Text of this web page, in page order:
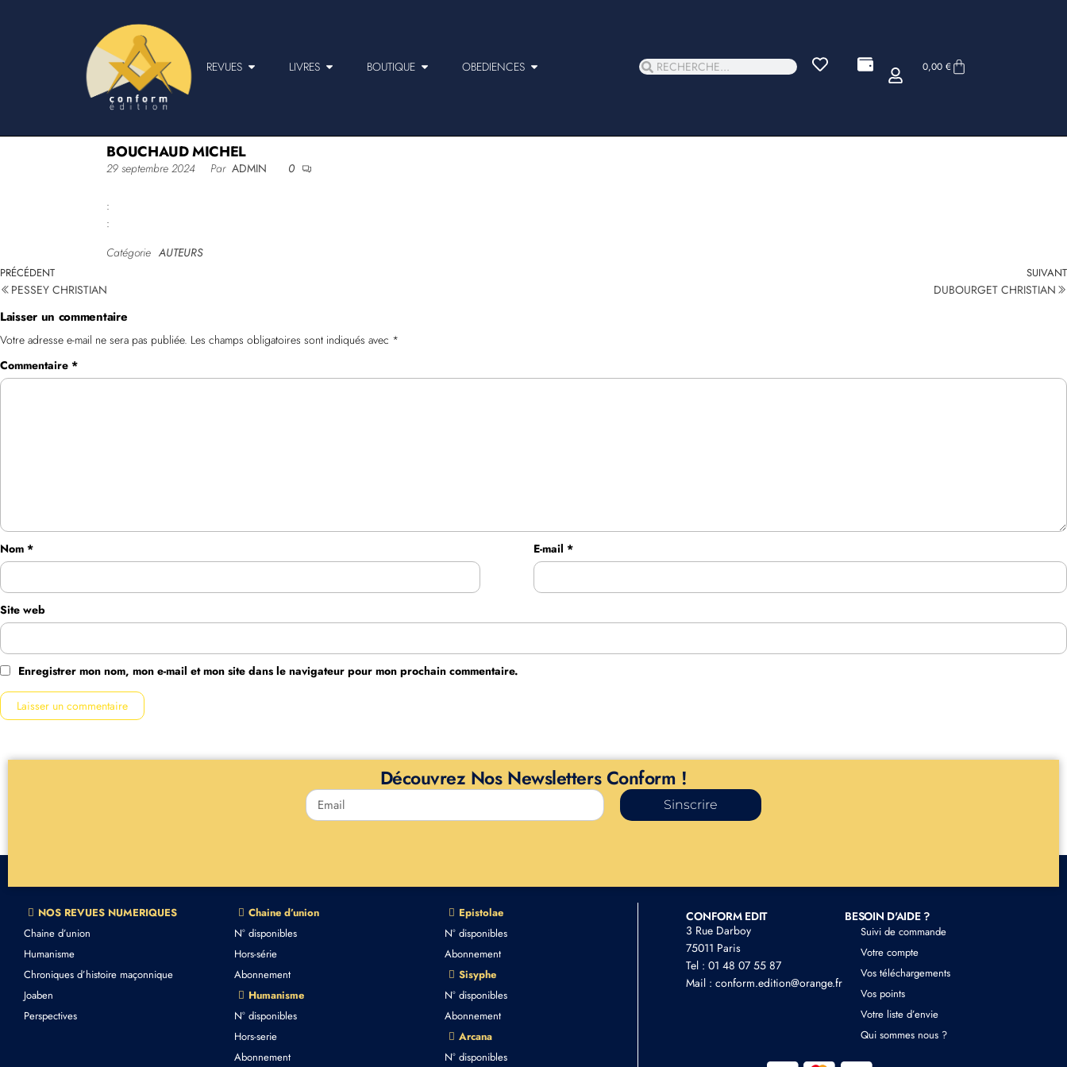
REVUES LIVRES BOUTIQUE OBEDIENCES 0,00 €
BOUCHAUD MICHEL
29 septembre 2024 Par ADMIN 0
:
:
Catégorie AUTEURS
PRÉCÉDENT
PESSEY CHRISTIAN
SUIVANT
DUBOURGET CHRISTIAN
Laisser un commentaire
Votre adresse e-mail ne sera pas publiée. Les champs obligatoires sont indiqués avec *
Commentaire *
Nom * E-mail *
Site web
Enregistrer mon nom, mon e-mail et mon site dans le navigateur pour mon prochain commentaire.
Découvrez Nos Newsletters Conform !
Sinscrire
NOS REVUES NUMERIQUES
Chaine d’union
Humanisme
Chroniques d’histoire maçonnique
Joaben
Perspectives
Chaine d’union
N° disponibles
Hors-série
Abonnement
Humanisme
N° disponibles
Hors-serie
Abonnement
Epistolae
N° disponibles
Abonnement
Sisyphe
N° disponibles
Abonnement
Arcana
N° disponibles
CONFORM EDIT
3 Rue Darboy
75011 Paris
Tel : 01 48 07 55 87
Mail : conform.edition@orange.fr
BESOIN D'AIDE ?
Suivi de commande
Votre compte
Vos téléchargements
Vos points
Votre liste d’envie
Qui sommes nous ?